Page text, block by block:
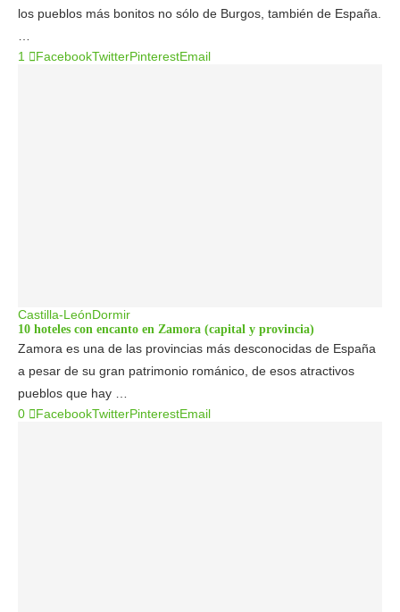
los pueblos más bonitos no sólo de Burgos, también de España.
1
FacebookTwitterPinterestEmail
Castilla-LeónDormir
10 hoteles con encanto en Zamora (capital y provincia)
Zamora es una de las provincias más desconocidas de España
a pesar de su gran patrimonio románico, de esos atractivos
pueblos que hay …
0
FacebookTwitterPinterestEmail